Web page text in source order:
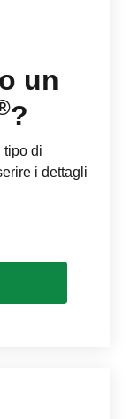
un
?
tipo di
i dettagli